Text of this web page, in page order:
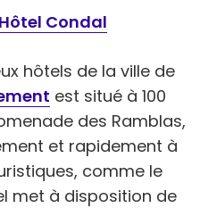
Hôtel Condal
hôtels de la ville de
est situé à 100
des Ramblas,
et rapidement à
comme le
met à disposition de